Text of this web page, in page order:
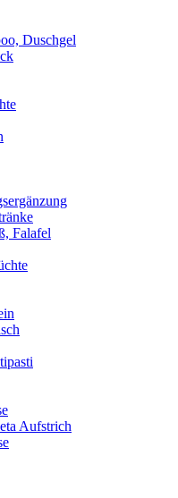
Duschgel
Falafel
Aufstrich